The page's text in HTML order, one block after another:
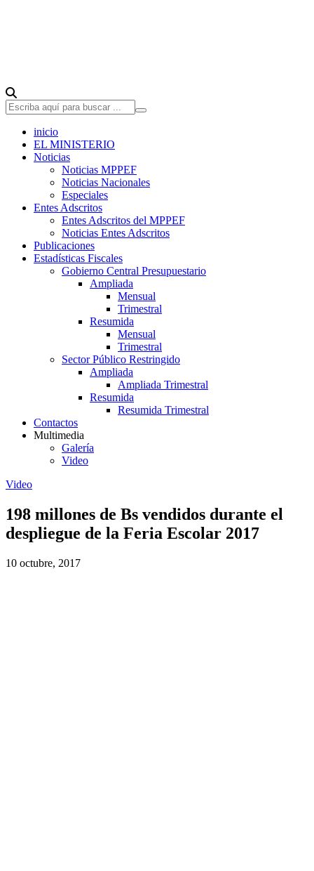
inicio
EL MINISTERIO
Noticias
Noticias MPPEF
Noticias Nacionales
Especiales
Entes Adscritos
Entes Adscritos del MPPEF
Noticias Entes Adscritos
Publicaciones
Estadísticas Fiscales
Gobierno Central Presupuestario
Ampliada
Mensual
Trimestral
Resumida
Mensual
Trimestral
Sector Público Restringido
Ampliada
Ampliada Trimestral
Resumida
Resumida Trimestral
Contactos
Multimedia
Galería
Video
Video
198 millones de Bs vendidos durante el
despliegue de la Feria Escolar 2017
10 octubre, 2017